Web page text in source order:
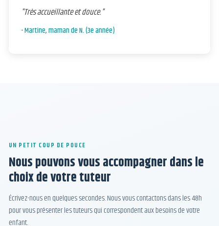
"Très accueillante et douce."
- Martine, maman de N. (3e année)
UN PETIT COUP DE POUCE
Nous pouvons vous accompagner dans le
choix de votre tuteur
Écrivez-nous en quelques secondes. Nous vous contactons dans les 48h
pour vous présenter les tuteurs qui correspondent aux besoins de votre
enfant.